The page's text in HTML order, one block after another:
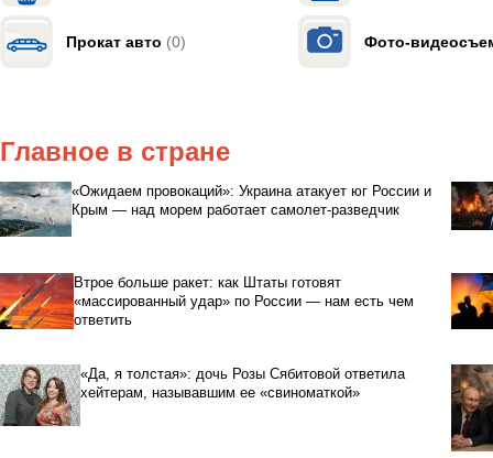
Прокат авто (0) Фото-
Главное в стране
«Ожидаем провокаций»: Украина атакует юг России и
Крым — над морем работает самолет-разведчик
Втрое больше ракет: как Штаты готовят
«массированный удар» по России — нам есть чем
ответить
«Да, я толстая»: дочь Розы Сябитовой ответила
хейтерам, называвшим ее «свиноматкой»